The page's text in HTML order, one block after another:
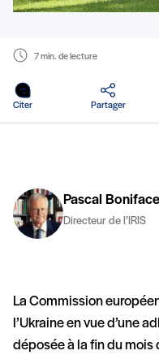
7 min. de lecture
Citer Partager
Pascal Boniface
Directeur de l’IRIS
La Commission
l’Ukraine en vue d’une
déposée à la fin du mois